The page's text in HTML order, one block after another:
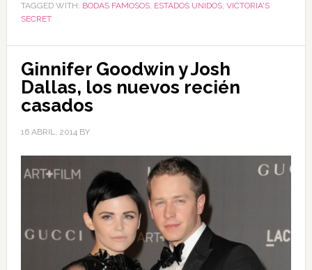
TAGGED WITH: BODAS FAMOSOS, ESTADOS UNIDOS, VICTORIA'S
SECRET
Ginnifer Goodwin y Josh
Dallas, los nuevos recién
casados
16 ABRIL, 2014BY